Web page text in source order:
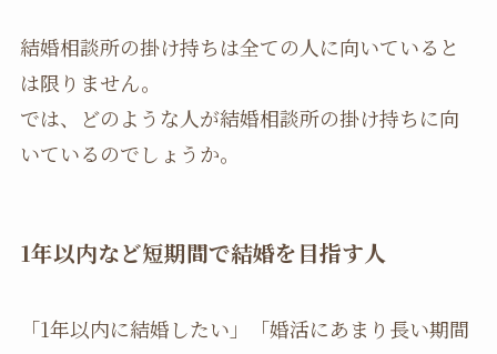
結婚相談所の掛け持ちは全ての人に向いていると
は限りません。
では、どのような人が結婚相談所の掛け持ちに向
いているのでしょうか。
1年以内など短期間で結婚を目指す人
「1年以内に結婚したい」「婚活にあまり長い期間